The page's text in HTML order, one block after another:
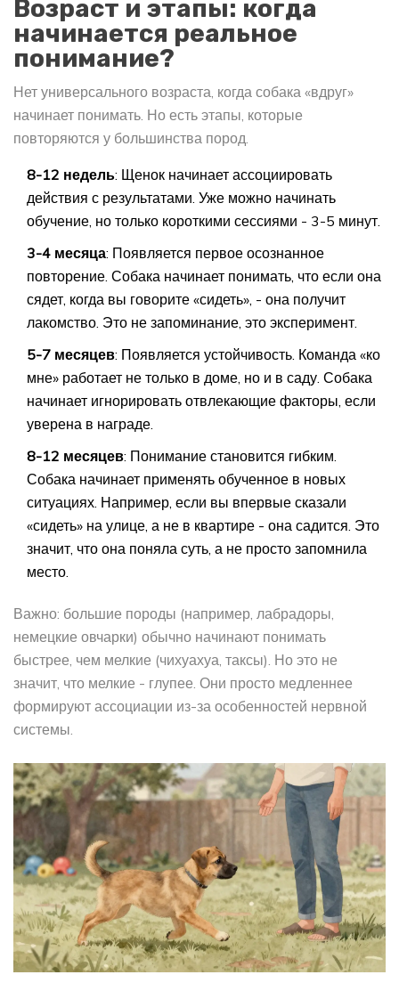
Возраст и этапы: когда
начинается реальное
понимание?
Нет универсального возраста, когда собака «вдруг»
начинает понимать. Но есть этапы, которые
повторяются у большинства пород.
8-12 недель: Щенок начинает ассоциировать
действия с результатами. Уже можно начинать
обучение, но только короткими сессиями - 3-5 минут.
3-4 месяца: Появляется первое осознанное
повторение. Собака начинает понимать, что если она
сядет, когда вы говорите «сидеть», - она получит
лакомство. Это не запоминание, это эксперимент.
5-7 месяцев: Появляется устойчивость. Команда «ко
мне» работает не только в доме, но и в саду. Собака
начинает игнорировать отвлекающие факторы, если
уверена в награде.
8-12 месяцев: Понимание становится гибким.
Собака начинает применять обученное в новых
ситуациях. Например, если вы впервые сказали
«сидеть» на улице, а не в квартире - она садится. Это
значит, что она поняла суть, а не просто запомнила
место.
Важно: большие породы (например, лабрадоры,
немецкие овчарки) обычно начинают понимать
быстрее, чем мелкие (чихуахуа, таксы). Но это не
значит, что мелкие - глупее. Они просто медленнее
формируют ассоциации из-за особенностей нервной
системы.